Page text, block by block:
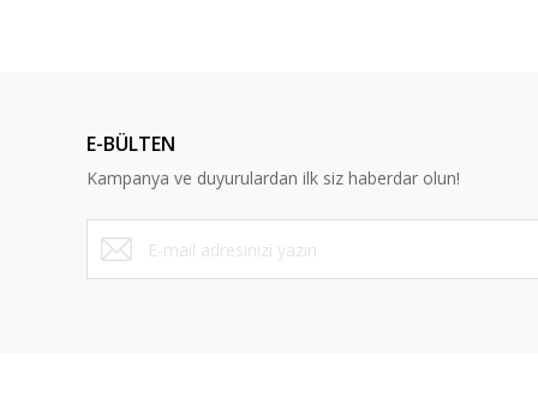
E-BÜLTEN
Kampanya ve duyurulardan ilk siz haberdar olun!